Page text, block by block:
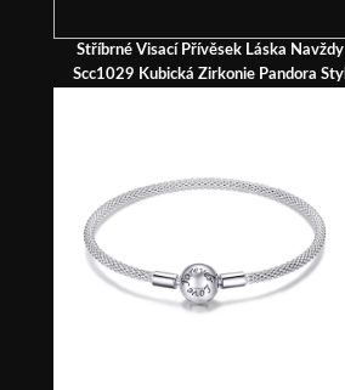
Stříbrné Visací Přívěsek Láska Navždy
Scc1029 Kubická Zirkonie Pandora Styl